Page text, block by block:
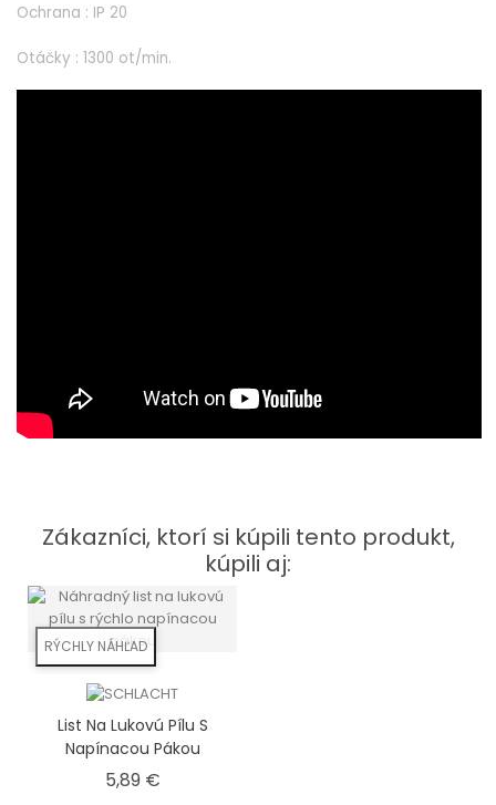
Ochrana : IP 20
Otáčky : 1300 ot/min.
Zákazníci, ktorí si kúpili tento produkt,
kúpili aj:
RÝCHLY NÁHĽAD
List Na Lukovú Pílu S
Napínacou Pákou
5,89 €Cena